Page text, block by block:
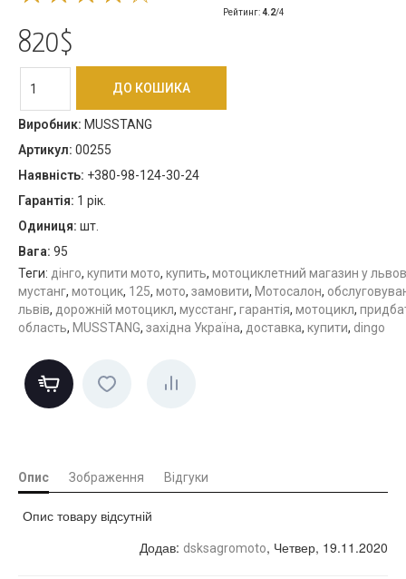
Рейтинг:4.2/4
820$
Виробник: MUSSTANG
Артикул: 00255
Наявність: +380-98-124-30-24
Гарантія: 1 рік.
Одиниця: шт.
Вага: 95
Теги: дінго, купити мото, купить, мотоциклетний магазин у
мустанг, мотоцик, 125, мото, замовити, Мотосалон,
львів, дорожній мотоцикл, мусстанг, гарантія, мотоцикл,
область, MUSSTANG, західна Україна, доставка, купити, dingo
Опис Зображення Відгуки
Опис товару відсутній
Додав: dsksagromoto, Четвер, 19.11.2020